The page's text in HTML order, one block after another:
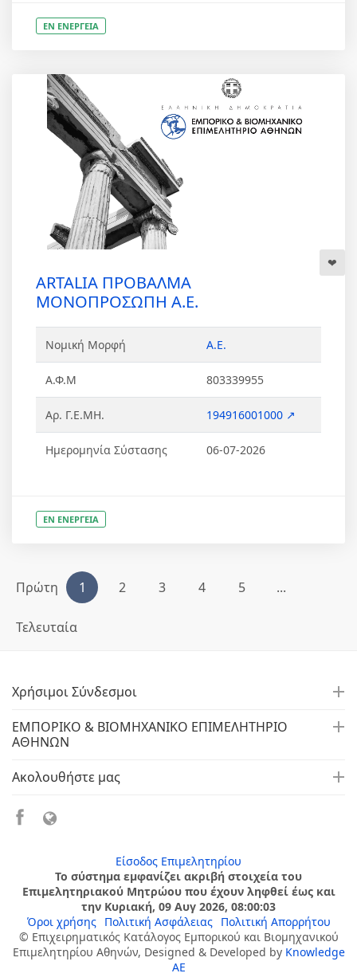
ΕΝ ΕΝΕΡΓΕΙΑ
ARTALIA ΠΡΟΒΑΛΜΑ
ΜΟΝΟΠΡΟΣΩΠΗ Α.Ε.
Νομική Μορφή Α.Ε.
Α.Φ.Μ 803339955
Αρ. Γ.Ε.ΜΗ. 194916001000 ↗
Ημερομηνία Σύστασης 06-07-2026
ΕΝ ΕΝΕΡΓΕΙΑ
Πρώτη 1 2 3 4 5 ...
Τελευταία
Χρήσιμοι Σύνδεσμοι
ΕΜΠΟΡΙΚΟ & ΒΙΟΜΗΧΑΝΙΚΟ ΕΠΙΜΕΛΗΤΗΡΙΟ
ΑΘΗΝΩΝ
Ακολουθήστε μας
Είσοδος Επιμελητηρίου
Το σύστημα εμφανίζει ακριβή στοιχεία του
Επιμελητηριακού Μητρώου που έχουν ληφθεί έως και
την Κυριακή, 09 Αυγ 2026, 08:00:03
Όροι χρήσης
Πολιτική Ασφάλειας
Πολιτική Απορρήτου
© Επιχειρηματικός Κατάλογος Εμπορικού και Βιομηχανικού
Επιμελητηρίου Αθηνών, Designed & Developed by Knowledge
AE